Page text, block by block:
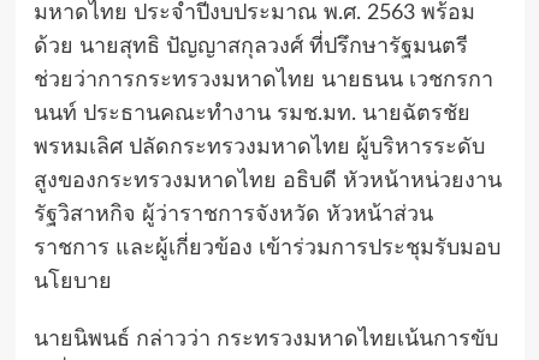
มหาดไทย ประจำปีงบประมาณ พ.ศ. 2563 พร้อม
ด้วย นายสุทธิ ปัญญาสกุลวงศ์ ที่ปรึกษารัฐมนตรี
ช่วยว่าการกระทรวงมหาดไทย นายธนน เวชกรกา
นนท์ ประธานคณะทำงาน รมช.มท. นายฉัตรชัย
พรหมเลิศ ปลัดกระทรวงมหาดไทย ผู้บริหารระดับ
สูงของกระทรวงมหาดไทย อธิบดี หัวหน้าหน่วยงาน
รัฐวิสาหกิจ ผู้ว่าราชการจังหวัด หัวหน้าส่วน
ราชการ และผู้เกี่ยวข้อง เข้าร่วมการประชุมรับมอบ
นโยบาย
นายนิพนธ์ กล่าวว่า กระทรวงมหาดไทยเน้นการขับ